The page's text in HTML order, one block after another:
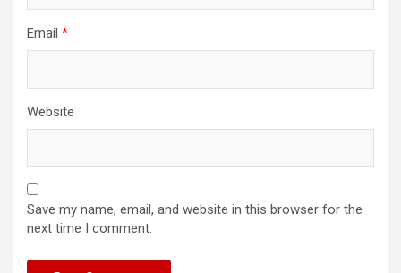
Email *
Website
Save my name, email, and website in this browser for the
next time I comment.